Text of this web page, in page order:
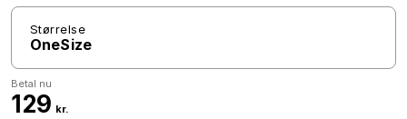
Størrelse
OneSize
Betal nu
129 kr.